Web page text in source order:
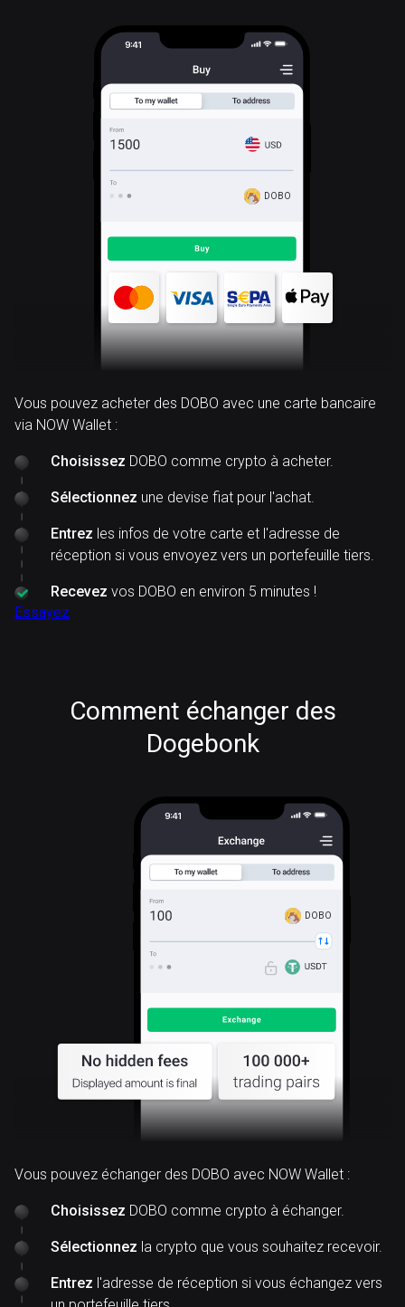
DOBO
Vous pouvez acheter des DOBO avec une carte bancaire
via NOW Wallet :
Choisissez DOBO comme crypto à acheter.
Sélectionnez une devise fiat pour l'achat.
Entrez les infos de votre carte et l'adresse de
réception si vous envoyez vers un portefeuille tiers.
Recevez vos DOBO en environ 5 minutes !
Essayez
Comment échanger des
Dogebonk
DOBO
Vous pouvez échanger des DOBO avec NOW Wallet :
Choisissez DOBO comme crypto à échanger.
Sélectionnez la crypto que vous souhaitez recevoir.
Entrez l'adresse de réception si vous échangez vers